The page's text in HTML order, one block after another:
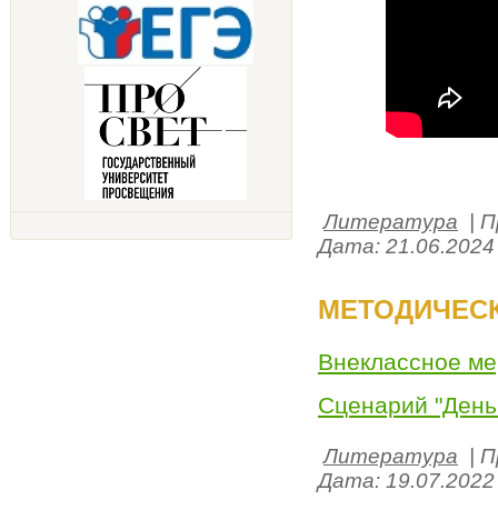
Литература
|
Дата: 21.06.2024
Внеклассное
Сценарий "День
Литература
|
Дата: 19.07.2022